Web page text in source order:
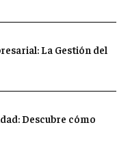
La Gestión del
Descubre cómo